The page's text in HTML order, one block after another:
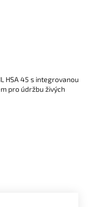
HSA 45 s integrovanou
pro údržbu živých